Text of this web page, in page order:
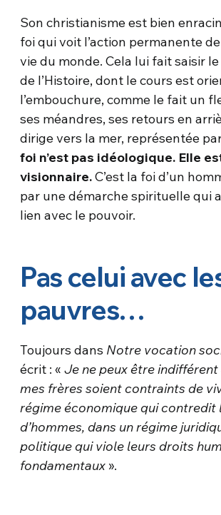
Son christianisme est bien
foi qui voit l’action permanente
vie du monde. Cela lui fait saisir
de l’Histoire, dont le cours est
l’embouchure, comme le fait un
ses méandres, ses retours en
dirige vers la mer, représentée
foi n’est pas idéologique. Elle
visionnaire.C’est la foi d’un
par une démarche spirituelle qui
lien avec le pouvoir.
Pas celui avec
pauvres…
Toujours dans Notre vocation
écrit : « Je ne peux être
mes frères soient contraints de
régime économique qui contredit
d’hommes, dans un régime
politique qui viole leurs droits
fondamentaux ».